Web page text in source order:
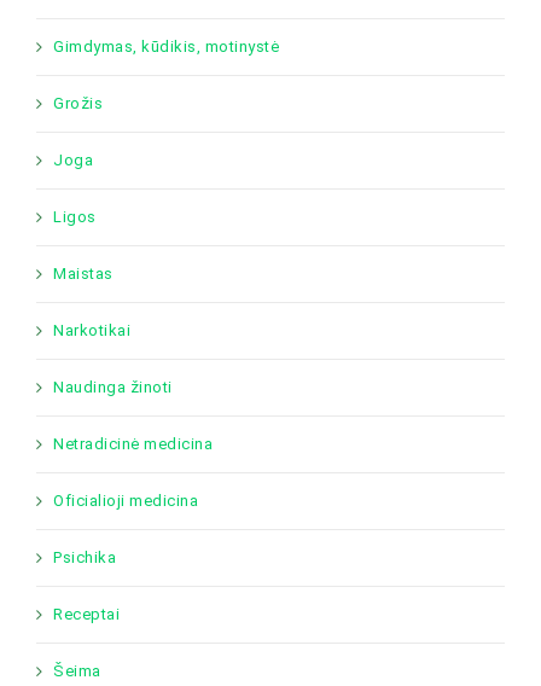
Gimdymas, kūdikis, motinystė
Grožis
Joga
Ligos
Maistas
Narkotikai
Naudinga žinoti
Netradicinė medicina
Oficialioji medicina
Psichika
Receptai
Šeima